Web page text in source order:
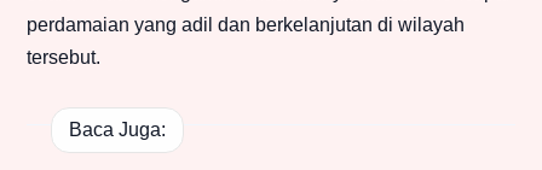
perdamaian yang adil dan berkelanjutan di wilayah
tersebut.
Baca Juga: